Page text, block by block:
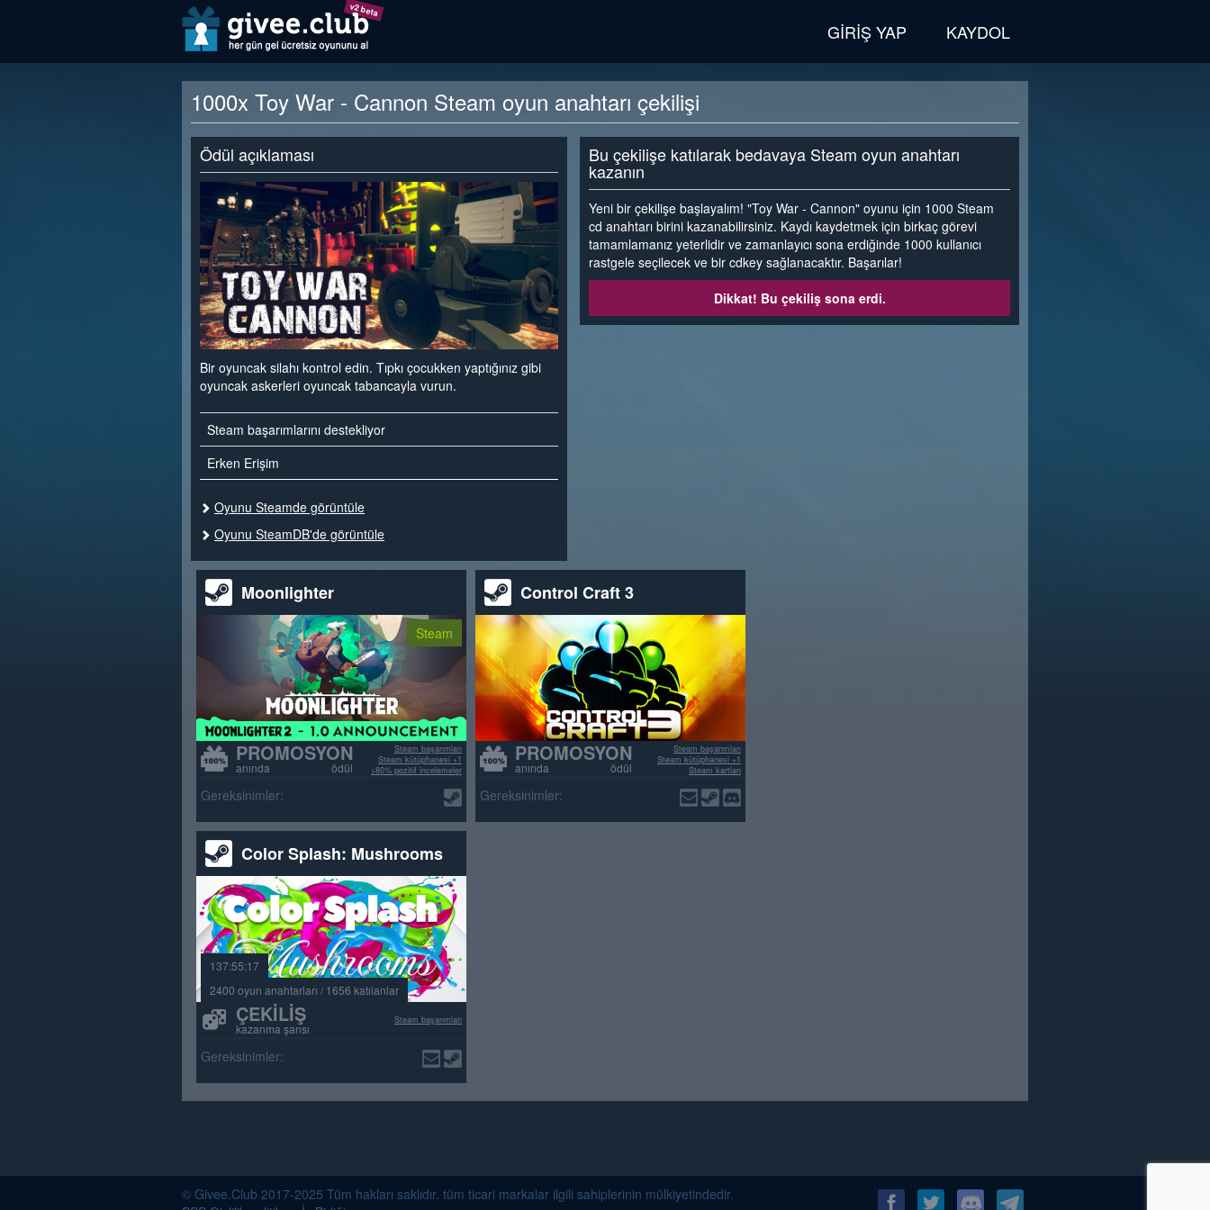
v2 beta
GIRIŞ YAP KAYDOL
1000x Toy War - Cannon Steam oyun anahtarı çekilişi
Ödül açıklaması
Bir oyuncak silahı kontrol edin. Tıpkı çocukken yaptığınız gibi
oyuncak askerleri oyuncak tabancayla vurun.
Steam başarımlarını destekliyor
Erken Erişim
Oyunu Steamde görüntüle
Oyunu SteamDB'de görüntüle
Bu çekilişe katılarak bedavaya Steam oyun anahtarı
kazanın
Yeni bir çekilişe başlayalım! "Toy War - Cannon" oyunu için 1000 Steam
cd anahtarı birini kazanabilirsiniz. Kaydı kaydetmek için birkaç görevi
tamamlamanız yeterlidir ve zamanlayıcı sona erdiğinde 1000 kullanıcı
rastgele seçilecek ve bir cdkey sağlanacaktır. Başarılar!
Dikkat! Bu çekiliş sona erdi.
Moonlighter
Steam
PROMOSYON
anında ödül
Steam başarımları
Steam kütüphanesi +1
>80% pozitif incelemeler
Gereksinimler:
Control Craft 3
PROMOSYON
anında ödül
Steam başarımları
Steam kütüphanesi +1
Steam kartları
Gereksinimler:
Color Splash: Mushrooms
137:55:17
2400 oyun anahtarları / 1656 katılanlar
ÇEKILIŞ
kazanma şansı
Steam başarımları
Gereksinimler:
© Givee.Club 2017-2025 Tüm hakları saklıdır. tüm ticari markalar ilgili sahiplerinin mülkiyetindedir.